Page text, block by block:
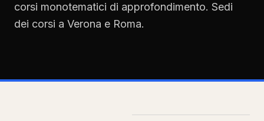
corsi monotematici di approfondimento. Sedi
dei corsi a Verona e Roma.